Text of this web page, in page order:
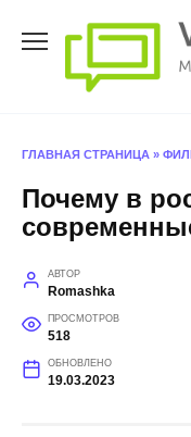
ГЛАВНАЯ СТРАНИЦА »
Почему в
АВТОР
Romashka
ПРОСМОТРОВ
518
ОБНОВЛЕНО
19.03.2023